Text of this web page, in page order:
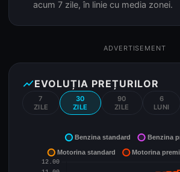
acum 7 zile, în linie cu media zonei.
ADVERTISEMENT
show_chartEVOLUȚIA PREȚURILOR
7
ZILE
30
ZILE
90
ZILE
6
LUNI